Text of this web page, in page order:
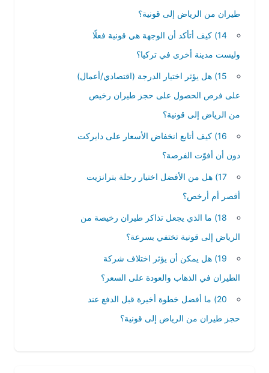
طيران من الرياض إلى قونية؟
14) كيف أتأكد أن الوجهة هي قونية فعلًا
وليست مدينة أخرى في تركيا؟
15) هل يؤثر اختيار الدرجة (اقتصادي/أعمال)
على فرص الحصول على حجز طيران رخيص
من الرياض إلى قونية؟
16) كيف أتابع انخفاض الأسعار على دايركت
دون أن أفوّت الفرصة؟
17) هل من الأفضل اختيار رحلة بترانزيت
أقصر أم أرخص؟
18) ما الذي يجعل تذاكر طيران رخيصة من
الرياض إلى قونية تختفي بسرعة؟
19) هل يمكن أن يؤثر اختلاف شركة
الطيران في الذهاب والعودة على السعر؟
20) ما أفضل خطوة أخيرة قبل الدفع عند
حجز طيران من الرياض إلى قونية؟